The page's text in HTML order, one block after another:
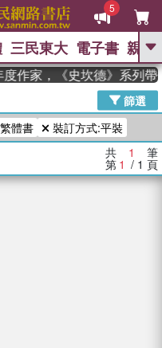
5
GO
高希均教授回憶錄
、 父親節 、 如果歷
喵 、 暑期推薦 、 國際布克
遊錄、 方念華 、 台灣的李
數學女孩：黎曼猜想 、
走神經
三民東大 電子書 親子
作家，《史坎德》系列帶
篩選
體書 裝訂方式:平裝
共 1 筆
第 1 / 1 頁